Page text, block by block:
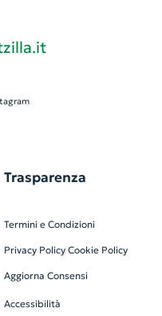
Trasparenza
Termini e Condizioni
Privacy Policy Cookie Policy
Aggiorna Consensi
Accessibilità